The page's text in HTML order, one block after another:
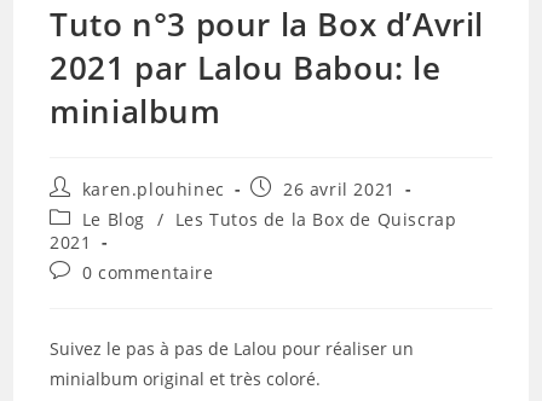
Tuto n°3 pour la Box d’Avril
2021 par Lalou Babou: le
minialbum
Auteur/autrice
de
la
publication :
karen.plouhinec
Publication
publiée :
26 avril 2021
Post
category:
Le Blog / Les Tutos de la Box de Quiscrap
2021
Commentaires
publication :
0 commentaire
Suivez le pas à pas de Lalou pour réaliser un
minialbum original et très coloré.